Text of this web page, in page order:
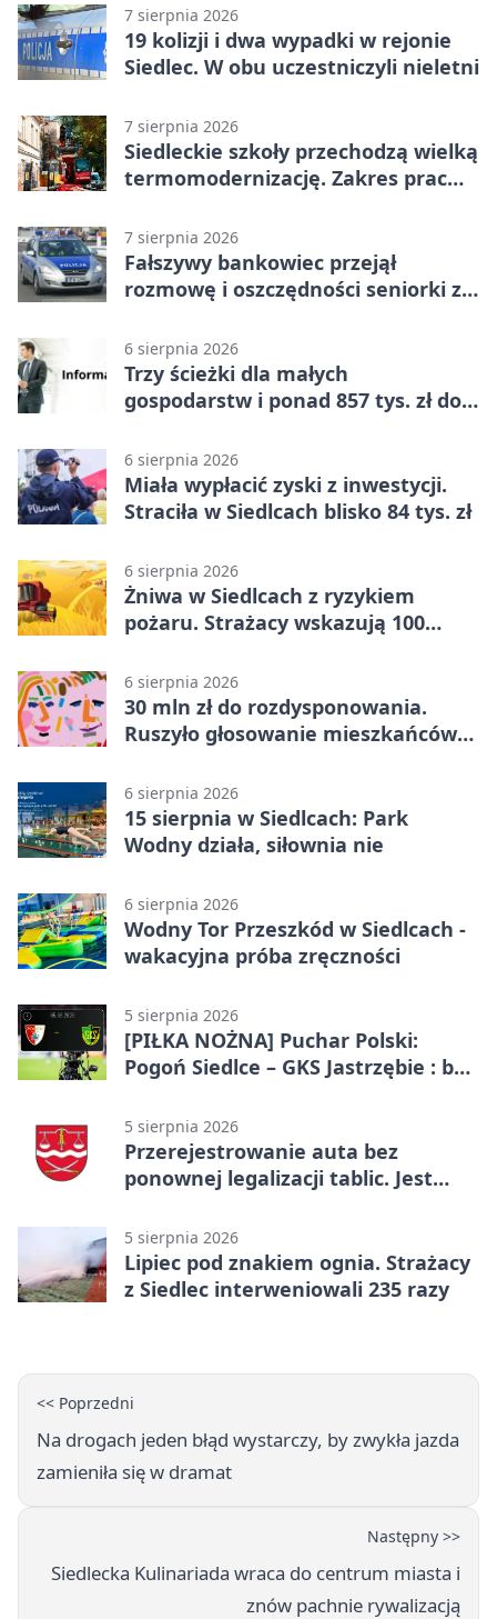
7 sierpnia 2026
19 kolizji i dwa wypadki w rejonie
Siedlec. W obu uczestniczyli nieletni
7 sierpnia 2026
Siedleckie szkoły przechodzą wielką
termomodernizację. Zakres prac
7 sierpnia 2026
Fałszywy bankowiec przejął
rozmowę i oszczędności seniorki z
6 sierpnia 2026
Trzy ścieżki dla małych
gospodarstw i ponad 857 tys. zł do
6 sierpnia 2026
Miała wypłacić zyski z inwestycji.
Straciła w Siedlcach blisko 84 tys. zł
6 sierpnia 2026
Żniwa w Siedlcach z ryzykiem
pożaru. Strażacy wskazują 100
6 sierpnia 2026
30 mln zł do rozdysponowania.
Ruszyło głosowanie mieszkańców
6 sierpnia 2026
15 sierpnia w Siedlcach: Park
Wodny działa, siłownia nie
6 sierpnia 2026
Wodny Tor Przeszkód w Siedlcach -
wakacyjna próba zręczności
5 sierpnia 2026
[PIŁKA NOŻNA] Puchar Polski:
Pogoń Siedlce – GKS Jastrzębie : bez
5 sierpnia 2026
Przerejestrowanie auta bez
ponownej legalizacji tablic. Jest
5 sierpnia 2026
Lipiec pod znakiem ognia. Strażacy
z Siedlec interweniowali 235 razy
<< Poprzedni
Na drogach jeden błąd wystarczy, by zwykła jazda
zamieniła się w dramat
Następny >>
Siedlecka Kulinariada wraca do centrum miasta i
znów pachnie rywalizacją